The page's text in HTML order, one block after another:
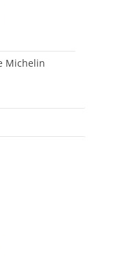
Michelin